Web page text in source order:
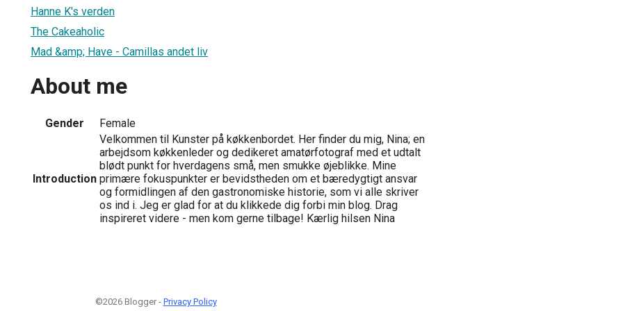
Hanne K's verden
The Cakeaholic
Mad &amp; Have - Camillas andet liv
About me
Gender Female
Introduction
Velkommen til Kunster på køkkenbordet. Her finder du mig, Nina; en
arbejdsom køkkenleder og dedikeret amatørfotograf med et udtalt
blødt punkt for hverdagens små, men smukke øjeblikke. Mine
primære fokuspunkter er bevidstheden om et bæredygtigt ansvar
og formidlingen af den gastronomiske historie, som vi alle skriver
os ind i. Jeg er glad for at du klikkede dig forbi min blog. Drag
inspireret videre - men kom gerne tilbage! Kærlig hilsen Nina
©2026 Blogger - Privacy Policy